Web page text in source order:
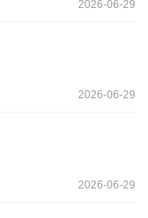
2026-06-29
2026-06-29
2026-06-29